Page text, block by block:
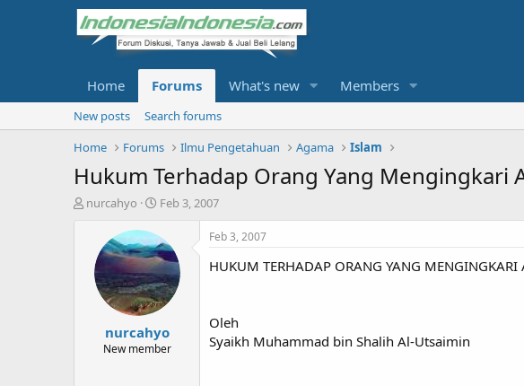
Home Forums What's new Members
New posts
Search forums
Home
Forums Ilmu Pengetahuan Agama Islam
Hukum Terhadap Orang Yang Mengingkari
T
nurcahyo
S
a
r
t
d
a
t
e
Feb 3, 2007
nurcahyo
New member
Feb 3, 2007
HUKUM TERHADAP ORANG YANG
Oleh
Syaikh Muhammad bin Shalih Al-Utsaimin